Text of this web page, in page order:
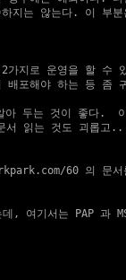
지는 않는다. 이 부
로 운영을 할 수
포해야 하는 등 좀
두는 것이 좋다.
읽는 것도 괴롭고
60 의 문서
, 여기서는 PAP 과